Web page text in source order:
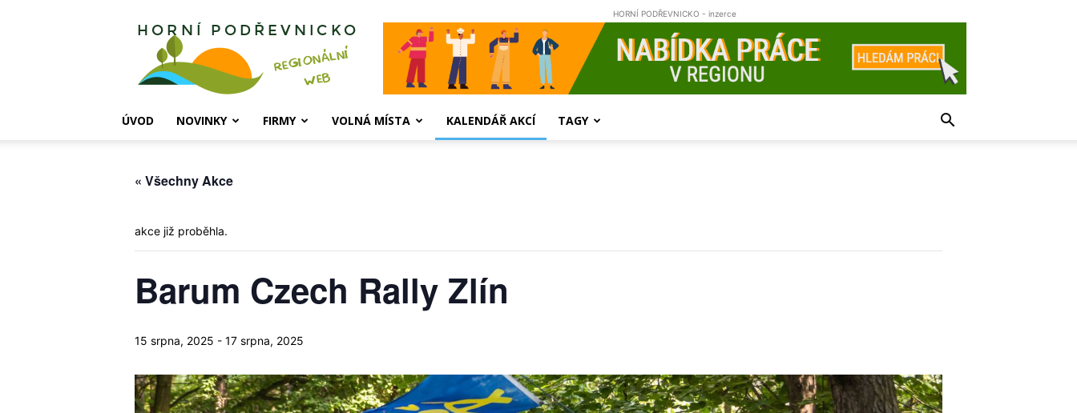
Horní
HORNÍ PODŘEVNICKO - inzerce
ÚVOD NOVINKY FIRMY VOLNÁ MÍSTA KALENDÁŘ AKCÍ TAGY
« Všechny Akce
akce již proběhla.
Barum Czech Rally Zlín
15 srpna, 2025 - 17 srpna, 2025